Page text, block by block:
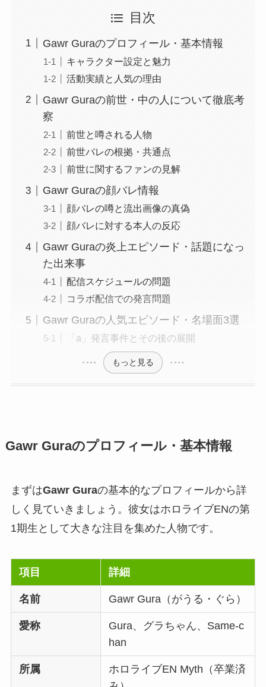
目次
Gawr Guraのプロフィール・基本情報
キャラクター設定と魅力
活動実績と人気の理由
Gawr Guraの前世・中の人について徹底考
察
前世と噂される人物
前世バレの根拠・共通点
前世に関するファンの見解
Gawr Guraの顔バレ情報
顔バレの噂と流出画像の真偽
顔バレに対する本人の反応
Gawr Guraの炎上エピソード・話題になっ
た出来事
配信スケジュールの問題
コラボ配信での発言問題
Gawr Guraの人気エピソード・名場面3選
「a」発言事件とその後の展開
もっと見る
Gawr Guraのプロフィール・基本情報
まずはGawr Guraの基本的なプロフィールから詳
しく見ていきましょう。彼女はホロライブENの第
1期生として大きな注目を集めた人物です。
項目 詳細
名前 Gawr Gura（がうる・ぐら）
愛称
Gura、グラちゃん、Same-c
han
所属
ホロライブEN Myth（卒業済